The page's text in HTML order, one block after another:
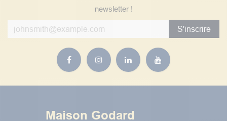
newsletter !
S'inscrire
Maison Godard